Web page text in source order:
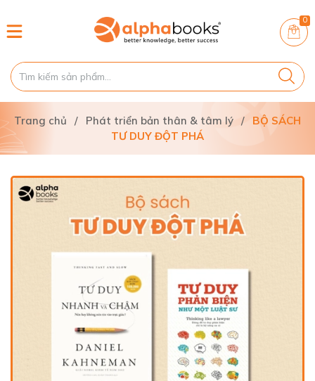
0
Trang chủ / Phát triển bản thân & tâm lý /
BỘ SÁCH
TƯ DUY ĐỘT PHÁ